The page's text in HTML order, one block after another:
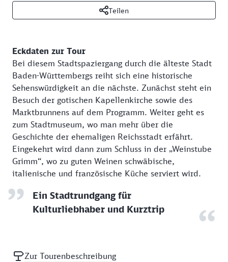
Teilen
Eckdaten zur Tour
Bei diesem Stadtspaziergang durch die älteste Stadt
Baden-Württembergs reiht sich eine historische
Sehenswürdigkeit an die nächste. Zunächst steht ein
Besuch der gotischen Kapellenkirche sowie des
Marktbrunnens auf dem Programm. Weiter geht es
zum Stadtmuseum, wo man mehr über die
Geschichte der ehemaligen Reichsstadt erfährt.
Eingekehrt wird dann zum Schluss in der „Weinstube
Grimm“, wo zu guten Weinen schwäbische,
italienische und französische Küche serviert wird.
Ein Stadtrundgang für
Kulturliebhaber und Kurztrip
Zur Tourenbeschreibung